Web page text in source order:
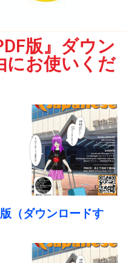
版』ダウン
にお使いくだ
（ダウンロードす